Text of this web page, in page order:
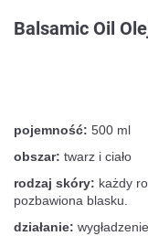
Balsamic Oil
pojemność: 500 ml
obszar: twarz i ciało
rodzaj skóry: każdy
pozbawiona blasku.
działanie: